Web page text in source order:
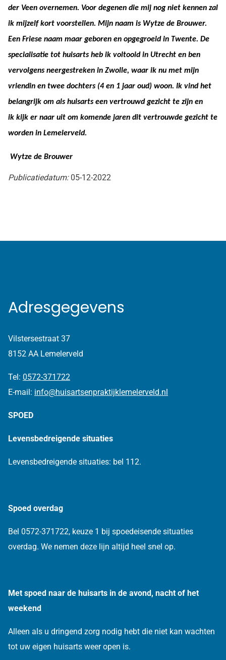
der Veen overnemen. Voor degenen die mij nog niet kennen zal
ik mijzelf kort voorstellen. Mijn naam is Wytze de Brouwer.
Een Friese naam maar geboren en opgegroeid in Twente. De
specialisatie tot huisarts heb ik voltooid in Utrecht en ben
vervolgens neergestreken in Zwolle, waar ik nu met mijn
vriendin en twee dochters (4 en 1 jaar oud) woon. Ik vind het
belangrijk om als huisarts een vertrouwd gezicht te zijn en
ik kijk er naar uit om komende jaren dit vertrouwde gezicht te
worden in Lemelerveld.
Wytze de Brouwer
Publicatiedatum: 05-12-2022
Adresgegevens
Vilstersestraat 37
8152 AA Lemelerveld
Tel: 0572-371722
E-mail: info@huisartsenpraktijklemelerveld.nl
SPOED
Levensbedreigende situaties
Levensbedreigende situaties: bel 112.
Spoed overdag
Bel 0572-371722, keuze 1 bij spoedeisende situaties
overdag. We nemen deze lijn altijd heel snel op.
Met spoed naar de huisarts in de avond, nacht of het
weekend
Alleen als u dringend zorg nodig hebt die niet kan wachten
tot uw eigen huisarts weer open is.